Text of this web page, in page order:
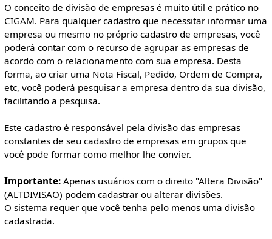
O conceito de divisão de empresas é muito útil e prático no
CIGAM. Para qualquer cadastro que necessitar informar uma
empresa ou mesmo no próprio cadastro de empresas, você
poderá contar com o recurso de agrupar as empresas de
acordo com o relacionamento com sua empresa. Desta
forma, ao criar uma Nota Fiscal, Pedido, Ordem de Compra,
etc, você poderá pesquisar a empresa dentro da sua divisão,
facilitando a pesquisa.
Este cadastro é responsável pela divisão das empresas
constantes de seu cadastro de empresas em grupos que
você pode formar como melhor lhe convier.
Importante:Apenas usuários com o direito "Altera Divisão"
(ALTDIVISAO) podem cadastrar ou alterar divisões.
O sistema requer que você tenha pelo menos uma divisão
cadastrada.